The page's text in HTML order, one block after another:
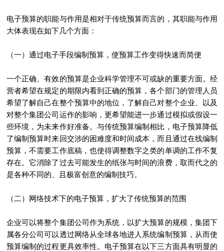
电子预算的职能与作用是相对于传统预算而言的，其职能与作用
大体表现在如下几个方面：
（一）通过电子手段编制预算，使预算工作变得快速而简便
一个正确、有效的预算是企业科学管理不可或缺的重要方面。经
营者希望在规定的期限内看到正确的预算，各个部门的管理人员
希望了解自己在整个预算中的地位，了解自己对整个企业、以及
对整个集团公司运作的影响，更希望能进一步通过模拟或假设一
些环境，为未来作好准备。与传统预算编制相比，电子预算降低
了编制预算时来回交涉的困难度和时间成本，而且通过在线编制
预算，不需要工作底稿，也使得调整数字之类的单调的工作不复
存在。它消除了过去可能发生的纸张与时间的浪费，取而代之的
是各种不同的、且极富创意的编制技巧。
（二）网络技术下的电子预算，扩大了传统预算的范围
企业可以将整个集团公司作为系统，以扩大预算的规模，集团下
属各分公司可以透过网络从全球各地进人系统编制预算，从而使
预算编制的过程更具效率性。电子预算在以下三方面具有明显的